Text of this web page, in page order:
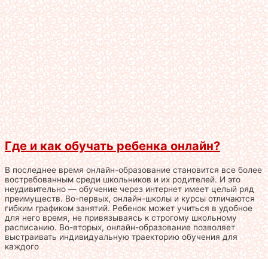
Где и как обучать ребенка онлайн?
В последнее время онлайн-образование становится все более
востребованным среди школьников и их родителей. И это
неудивительно — обучение через интернет имеет целый ряд
преимуществ. Во-первых, онлайн-школы и курсы отличаются
гибким графиком занятий. Ребенок может учиться в удобное
для него время, не привязываясь к строгому школьному
расписанию. Во-вторых, онлайн-образование позволяет
выстраивать индивидуальную траекторию обучения для
каждого